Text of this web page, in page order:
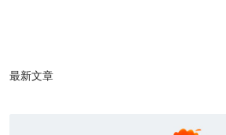
最新文章